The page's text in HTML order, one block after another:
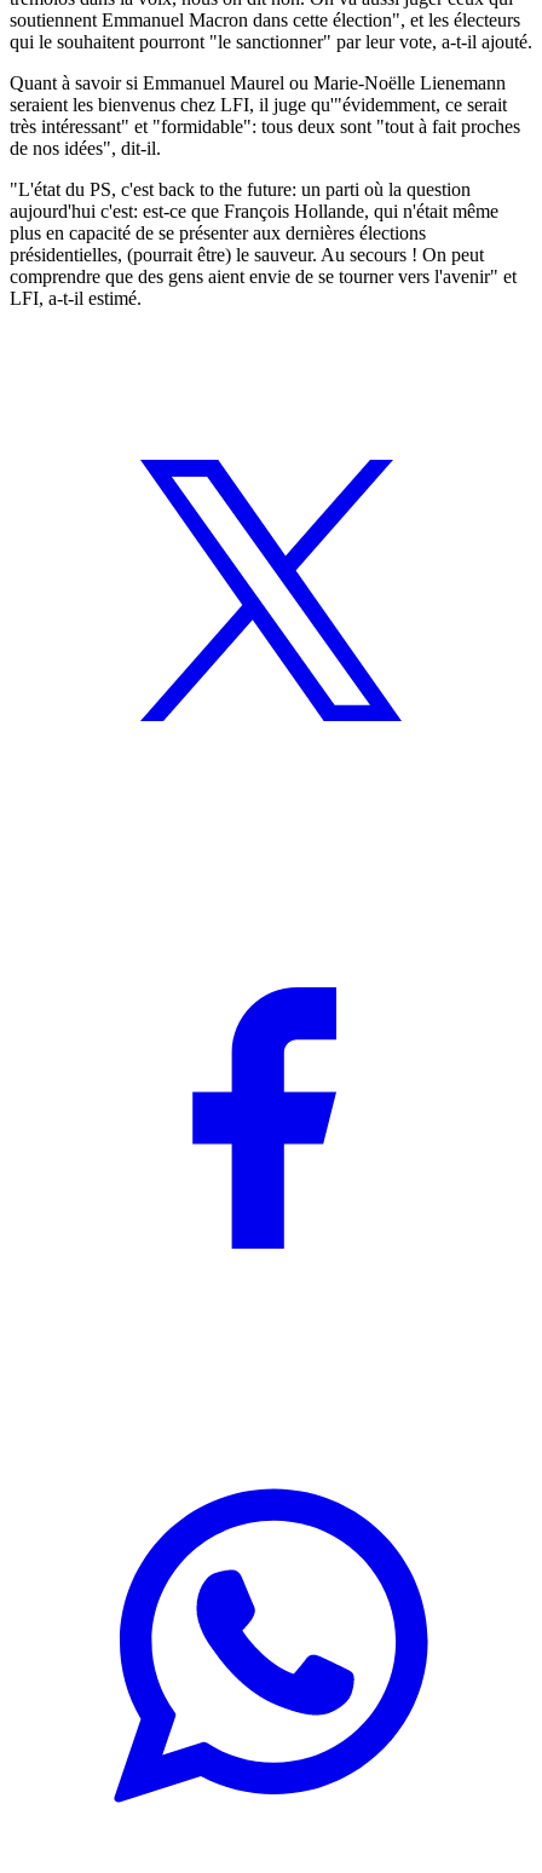
soutiennent Emmanuel Macron dans cette élection", et les électeurs
qui le souhaitent pourront "le sanctionner" par leur vote, a-t-il ajouté.
Quant à savoir si Emmanuel Maurel ou Marie-Noëlle Lienemann
seraient les bienvenus chez LFI, il juge qu'"évidemment, ce serait
très intéressant" et "formidable": tous deux sont "tout à fait proches
de nos idées", dit-il.
"L'état du PS, c'est back to the future: un parti où la question
aujourd'hui c'est: est-ce que François Hollande, qui n'était même
plus en capacité de se présenter aux dernières élections
présidentielles, (pourrait être) le sauveur. Au secours ! On peut
comprendre que des gens aient envie de se tourner vers l'avenir" et
LFI, a-t-il estimé.